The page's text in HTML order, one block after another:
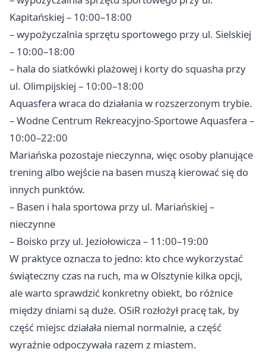
Kapitańskiej – 10:00–18:00
– wypożyczalnia sprzętu sportowego przy ul. Sielskiej
– 10:00–18:00
– hala do siatkówki plażowej i korty do squasha przy
ul. Olimpijskiej – 10:00–18:00
Aquasfera wraca do działania w rozszerzonym trybie.
– Wodne Centrum Rekreacyjno-Sportowe Aquasfera –
10:00–22:00
Mariańska pozostaje nieczynna, więc osoby planujące
trening albo wejście na basen muszą kierować się do
innych punktów.
– Basen i hala sportowa przy ul. Mariańskiej –
nieczynne
– Boisko przy ul. Jeziołowicza – 11:00–19:00
W praktyce oznacza to jedno: kto chce wykorzystać
świąteczny czas na ruch, ma w Olsztynie kilka opcji,
ale warto sprawdzić konkretny obiekt, bo różnice
między dniami są duże. OSiR rozłożył pracę tak, by
część miejsc działała niemal normalnie, a część
wyraźnie odpoczywała razem z miastem.